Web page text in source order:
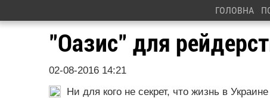
ГОЛОВНА
"Оазис" для
02-08-2016 14:21
Ни для кого не секрет, что жизнь в